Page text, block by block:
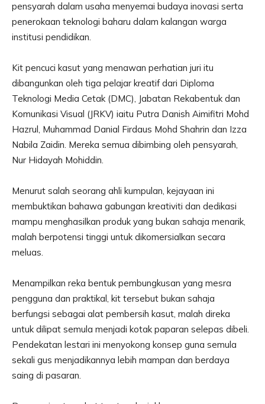
pensyarah dalam usaha menyemai budaya inovasi serta
penerokaan teknologi baharu dalam kalangan warga
institusi pendidikan.
Kit pencuci kasut yang menawan perhatian juri itu
dibangunkan oleh tiga pelajar kreatif dari Diploma
Teknologi Media Cetak (DMC), Jabatan Rekabentuk dan
Komunikasi Visual (JRKV) iaitu Putra Danish Aimifitri Mohd
Hazrul, Muhammad Danial Firdaus Mohd Shahrin dan Izza
Nabila Zaidin. Mereka semua dibimbing oleh pensyarah,
Nur Hidayah Mohiddin.
Menurut salah seorang ahli kumpulan, kejayaan ini
membuktikan bahawa gabungan kreativiti dan dedikasi
mampu menghasilkan produk yang bukan sahaja menarik,
malah berpotensi tinggi untuk dikomersialkan secara
meluas.
Menampilkan reka bentuk pembungkusan yang mesra
pengguna dan praktikal, kit tersebut bukan sahaja
berfungsi sebagai alat pembersih kasut, malah direka
untuk dilipat semula menjadi kotak paparan selepas dibeli.
Pendekatan lestari ini menyokong konsep guna semula
sekali gus menjadikannya lebih mampan dan berdaya
saing di pasaran.